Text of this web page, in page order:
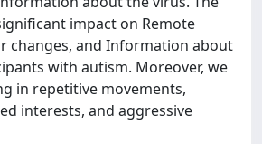
impact on Remote
changes, and Information about
with autism. Moreover, we
in repetitive movements,
interests, and aggressive